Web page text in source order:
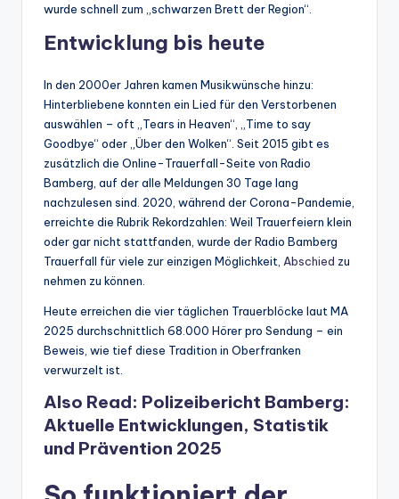
wurde schnell zum „schwarzen Brett der Region“.
Entwicklung bis heute
In den 2000er Jahren kamen Musikwünsche hinzu:
Hinterbliebene konnten ein Lied für den Verstorbenen
auswählen – oft „Tears in Heaven“, „Time to say
Goodbye“ oder „Über den Wolken“. Seit 2015 gibt es
zusätzlich die Online-Trauerfall-Seite von Radio
Bamberg, auf der alle Meldungen 30 Tage lang
nachzulesen sind. 2020, während der Corona-Pandemie,
erreichte die Rubrik Rekordzahlen: Weil Trauerfeiern klein
oder gar nicht stattfanden, wurde der Radio Bamberg
Trauerfall für viele zur einzigen Möglichkeit, Abschied zu
nehmen zu können.
Heute erreichen die vier täglichen Trauerblöcke laut MA
2025 durchschnittlich 68.000 Hörer pro Sendung – ein
Beweis, wie tief diese Tradition in Oberfranken
verwurzelt ist.
Also Read: Polizeibericht Bamberg:
Aktuelle Entwicklungen, Statistik
und Prävention 2025